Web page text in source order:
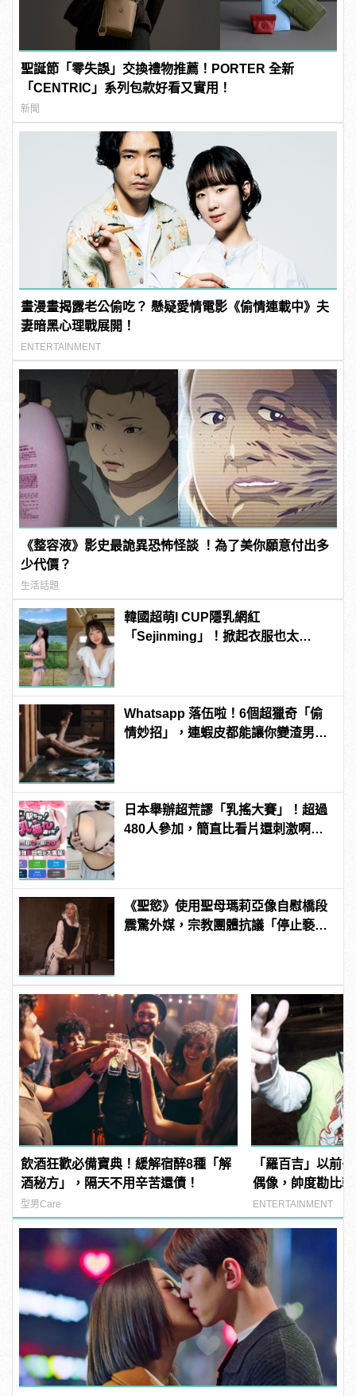
聖誕節「零失誤」交換禮物推薦！PORTER 全新
「CENTRIC」系列包款好看又實用！
新聞
畫漫畫揭露老公偷吃？ 懸疑愛情電影《偷情連載中》夫
妻暗黑心理戰展開！
ENTERTAINMENT
《整容液》影史最詭異恐怖怪談 ！為了美你願意付出多
少代價？
生活話題
韓國超萌I CUP隱乳網紅
「Sejinming」！掀起衣服也太
Whatsapp 落伍啦！6個超獵奇「偷
情妙招」，連蝦皮都能讓你變渣男？
日本舉辦超荒謬「乳搖大賽」！超過
480人參加，簡直比看片還刺激啊！ |
《聖慾》使用聖母瑪莉亞像自慰橋段
震驚外媒，宗教團體抗議「停止褻
飲酒狂歡必備寶典！緩解宿醉8種「解
酒秘方」，隔天不用辛苦還債！
型男Care
「羅百吉」以前
偶像，帥度勘比
ENTERTAINMENT